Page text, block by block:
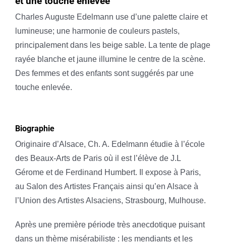
Charles Auguste Edelmann use d’une palette claire et
lumineuse; une harmonie de couleurs pastels,
principalement dans les beige sable. La tente de plage
rayée blanche et jaune illumine le centre de la scène.
Des femmes et des enfants sont suggérés par une
touche enlevée.
Biographie
Originaire d’Alsace, Ch. A. Edelmann étudie à l’école
des Beaux-Arts de Paris où il est l’élève de J.L
Gérome et de Ferdinand Humbert. Il expose à Paris,
au Salon des Artistes Français ainsi qu’en Alsace à
l’Union des Artistes Alsaciens, Strasbourg, Mulhouse.
Après une première période très anecdotique puisant
dans un thème misérabiliste : les mendiants et les